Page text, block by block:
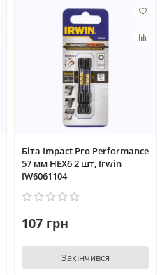
Біта Impact Pro Performance
57 мм HEX6 2 шт, Irwin
IW6061104
107 грн
Закінчився